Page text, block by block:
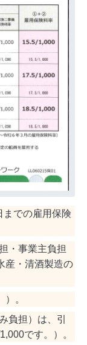
までの雇用保険
・事業主負担
産・清酒製造の
。
負担）は、引
です。）。